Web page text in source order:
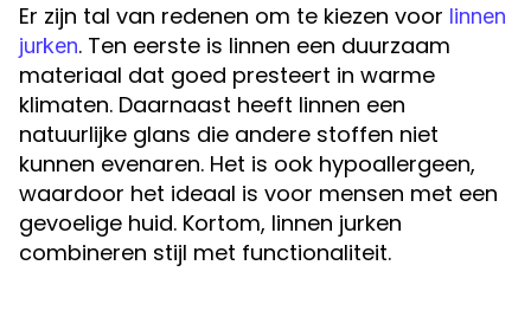
Er zijn tal van redenen om te kiezen voor linnen
jurken. Ten eerste is linnen een duurzaam
materiaal dat goed presteert in warme
klimaten. Daarnaast heeft linnen een
natuurlijke glans die andere stoffen niet
kunnen evenaren. Het is ook hypoallergeen,
waardoor het ideaal is voor mensen met een
gevoelige huid. Kortom, linnen jurken
combineren stijl met functionaliteit.